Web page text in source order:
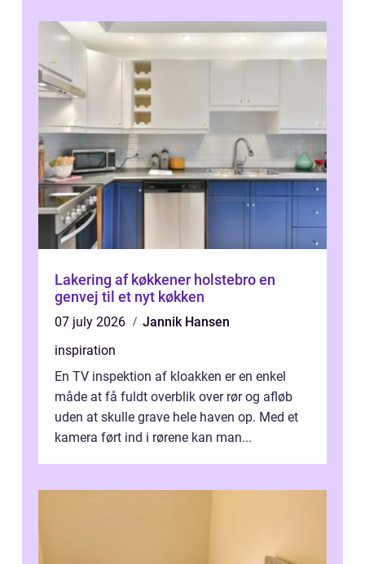
Lakering af køkkener holstebro en
genvej til et nyt køkken
07 july 2026
Jannik Hansen
inspiration
En TV inspektion af kloakken er en enkel
måde at få fuldt overblik over rør og afløb
uden at skulle grave hele haven op. Med et
kamera ført ind i rørene kan man...